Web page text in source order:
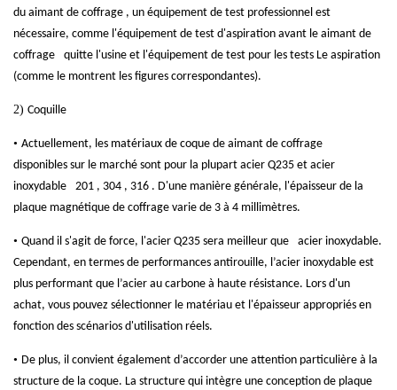
du aimant de coffrage , un équipement de test professionnel est
nécessaire, comme l'équipement de test d'aspiration avant le aimant de
coffrage
quitte l'usine et l'équipement de test pour les tests Le aspiration
(comme le montrent les figures correspondantes).
2) Coquille
• Actuellement, les matériaux de coque de aimant de coffrage
disponibles sur le marché sont pour la plupart acier Q235 et acier
inoxydable
201 , 304 , 316 . D'une manière générale, l'épaisseur de la
plaque magnétique de coffrage varie de 3 à 4 millimètres.
• Quand il s'agit de force, l'acier Q235 sera meilleur que
acier inoxydable.
Cependant, en termes de performances antirouille, l’acier inoxydable est
plus performant que l’acier au carbone à haute résistance. Lors d'un
achat, vous pouvez sélectionner le matériau et l'épaisseur appropriés en
fonction des scénarios d'utilisation réels.
• De plus, il convient également d’accorder une attention particulière à la
structure de la coque. La structure qui intègre une conception de plaque